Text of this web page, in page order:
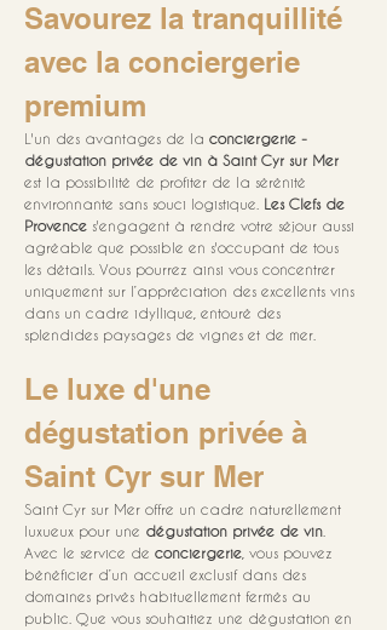
Savourez la tranquillité
avec la conciergerie
premium
L'un des avantages de la conciergerie -
dégustation privée de vin à Saint Cyr sur Mer
est la possibilité de profiter de la sérénité
environnante sans souci logistique. Les Clefs de
Provence s'engagent à rendre votre séjour aussi
agréable que possible en s'occupant de tous
les détails. Vous pourrez ainsi vous concentrer
uniquement sur l’appréciation des excellents vins
dans un cadre idyllique, entouré des
splendides paysages de vignes et de mer.
Le luxe d'une
dégustation privée à
Saint Cyr sur Mer
Saint Cyr sur Mer offre un cadre naturellement
luxueux pour une dégustation privée de vin
Avec le service de conciergerie , vous pouvez
bénéficier d’un accueil exclusif dans des
domaines privés habituellement fermés au
public. Que vous souhaitiez une dégustation en